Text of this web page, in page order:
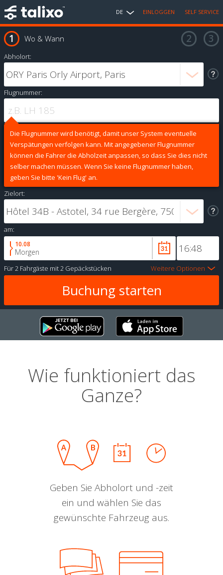
DE EINLOGGEN SELF SERVICE
Wo & Wann
Abholort:
Flugnummer:
Die Flugnummer wird benötigt, damit unser System eventuelle
Verspätungen verfolgen kann. Mit angegebener Flugnummer
können die Fahrer die Abholzeit anpassen, so dass Sie dies nicht
selber machen müssen. Wenn Sie keine Flugnummer haben,
geben Sie bitte 'Kein Flug' an.
Zielort:
am:
10.08
Morgen
Für2 Fahrgäste mit2 Gepäckstücken Weitere Optionen
Wie funktioniert das
Ganze?
Geben Sie Abholort und -zeit
ein und wählen Sie das
gewünschte Fahrzeug aus.